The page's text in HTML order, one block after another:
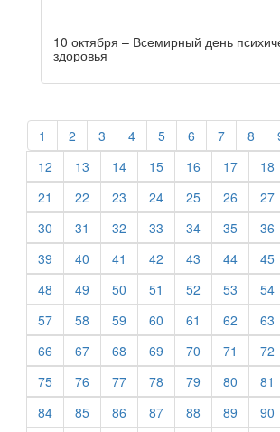
10 октября – Всемирный день
здоровья
1 2 3 4 5 6 7 8
12
13 14 15 16 17 18
21
22 23 24 25 26 27
30
31 32 33 34 35 36
39
40 41 42 43 44 45
48
49 50 51 52 53 54
57
58 59 60 61 62 63
66
67 68 69 70 71 72
75
76 77 78 79 80 81
84
85 86 87 88 89 90